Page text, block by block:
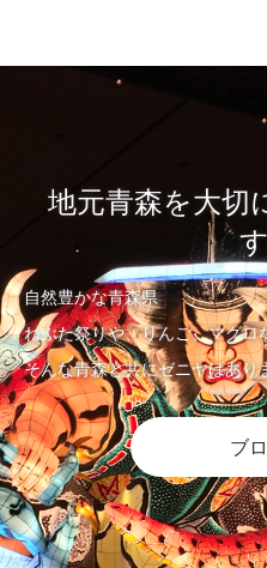
地元青森を大切
す
自然豊かな青森県
ねぶた祭りや、りんご、マグ
そんな青森と共にゼニヤはあり
ブ